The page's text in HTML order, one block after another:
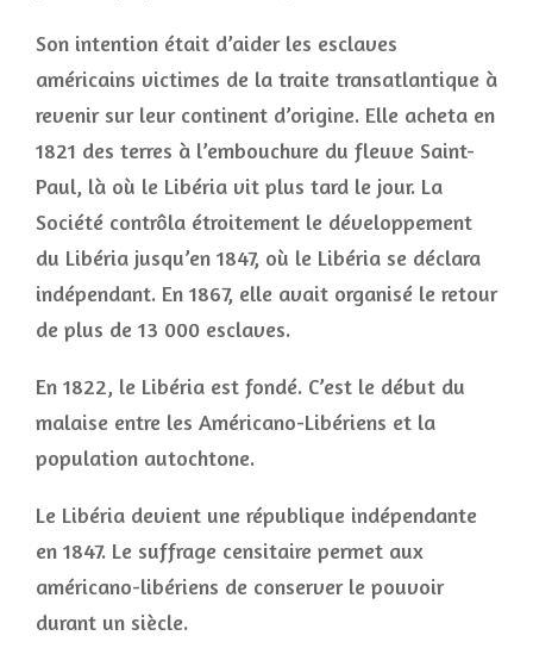
Son intention était d’aider les esclaves
américains victimes de la traite transatlantique à
revenir sur leur continent d’origine. Elle acheta en
1821 des terres à l’embouchure du fleuve Saint-
Paul, là où le Libéria vit plus tard le jour. La
Société contrôla étroitement le développement
du Libéria jusqu’en 1847, où le Libéria se déclara
indépendant. En 1867, elle avait organisé le retour
de plus de 13 000 esclaves.
En 1822, le Libéria est fondé. C’est le début du
malaise entre les Américano-Libériens et la
population autochtone.
Le Libéria devient une république indépendante
en 1847. Le suffrage censitaire permet aux
américano-libériens de conserver le pouvoir
durant un siècle.